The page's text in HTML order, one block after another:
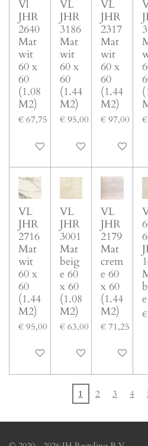
Vl
JHR
2640
Mat
wit
60 x
60
(1.08
M2)
€ 67,75
In winkelwagen
VL
JHR
3186
Mat
wit
60 x
60
(1.44
M2)
€ 95,00
In winkelwagen
VL
JHR
2317
Mat
wit
60 x
60
(1.44
M2)
€ 97,00
In
VL
JHR
2716
Mat
wit
60 x
60
(1.44
M2)
€ 95,00
In winkelwagen
VL
JHR
3001
Mat
beig
e 60
x 60
(1.08
M2)
€ 63,00
In winkelwagen
VL
JHR
2179
Mat
crem
e 60
x 60
(1.44
M2)
€ 71,25
In
e
1 2 3 4